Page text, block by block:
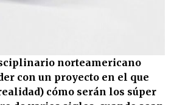
norteamericano
con un proyecto en el que
cómo serán los súper